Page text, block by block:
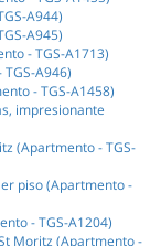
A944)
A945)
- TGS-A1713)
A946)
- TGS-A1458)
impresionante
(Apartmento - TGS-
piso (Apartmento -
- TGS-A1204)
Moritz (Apartmento -